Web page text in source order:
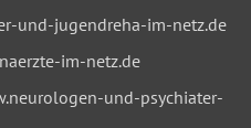
und-jugendreha-im-netz.de
im-netz.de
und-psychiater-